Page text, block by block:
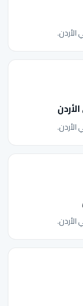
الأردن.
الأردن.
الأردن.